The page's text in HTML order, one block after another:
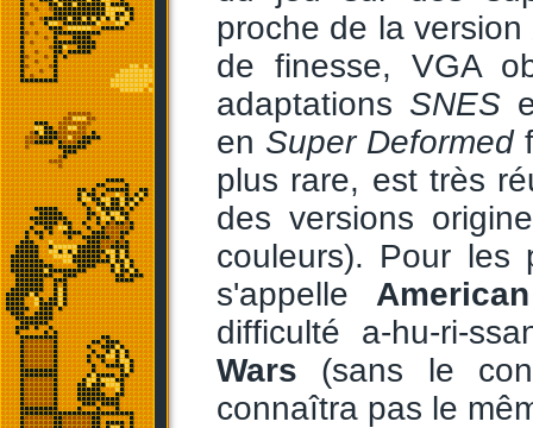
proche de la version
de finesse, VGA
adaptations SNES
en Super Deformed
plus rare, est très
des versions
couleurs). Pour les
s'appelle
difficulté a-hu-ri-
Wars (sans le
connaîtra pas le